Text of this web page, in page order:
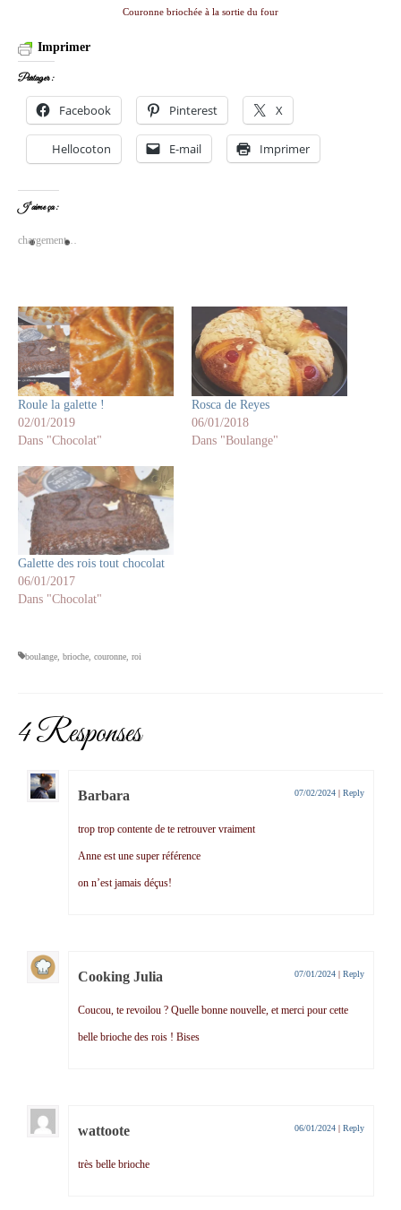
Couronne briochée à la sortie du four
Imprimer
Partager :
Facebook Pinterest X
Hellocoton E-mail Imprimer
J’aime ça :
chargement…
Roule la galette !
02/01/2019
Dans "Chocolat"
Rosca de Reyes
06/01/2018
Dans "Boulange"
Galette des rois tout chocolat
06/01/2017
Dans "Chocolat"
boulange, brioche, couronne, roi
4 Responses
Barbara 07/02/2024 | Reply
trop trop contente de te retrouver vraiment
Anne est une super référence
on n’est jamais déçus!
Cooking Julia 07/01/2024 | Reply
Coucou, te revoilou ? Quelle bonne nouvelle, et merci pour cette
belle brioche des rois ! Bises
wattoote 06/01/2024 | Reply
très belle brioche